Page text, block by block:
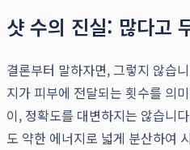
샷 수의 진실: 많다고
결론부터 말하자면, 그렇지 않습
지가 피부에 전달되는 횟수를 의
이, 정확도를 대변하지는 않습니
도 약한 에너지로 넓게 분산하여